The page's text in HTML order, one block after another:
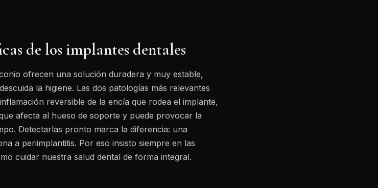
de los implantes dentales
ofrecen una solución duradera y muy estable,
la higiene. Las dos patologías más relevantes
reversible de la encía que rodea el implante,
afecta al hueso de soporte y puede provocar la
Detectarlas pronto marca la diferencia: una
a periimplantitis. Por eso insisto siempre en las
cuidar nuestra salud dental de forma integral.